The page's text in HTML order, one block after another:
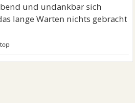
und undankbar sich
lange Warten nichts gebracht